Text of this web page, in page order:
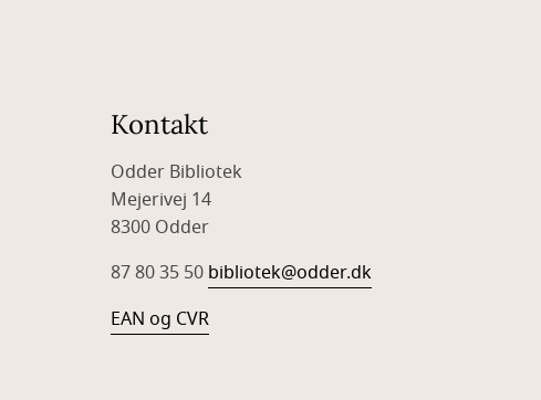
Kontakt
Odder Bibliotek
Mejerivej 14
8300 Odder
87 80 35 50 bibliotek@odder.dk
EAN og CVR